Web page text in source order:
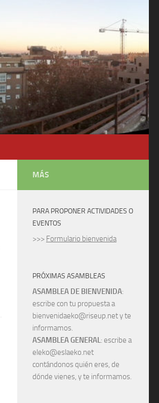
MÁS
PARA PROPONER ACTIVIDADES O
EVENTOS
>>> Formulario bienvenida
PRÓXIMAS ASAMBLEAS
ASAMBLEA DE BIENVENIDA:
escribe con tu propuesta a
bienvenidaeko@riseup.net y te
informamos.
ASAMBLEA GENERAL: escribe a
eleko@eslaeko.net
contándonos quién eres, de
dónde vienes, y te informamos.